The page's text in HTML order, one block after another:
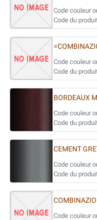
Code couleur
Code du
Code couleur
Code du
BORDEAUX
Code couleur
Code du
CEMENT
Code couleur
Code du
Code couleur